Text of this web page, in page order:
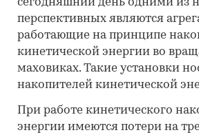
сегодняшний день одними из
перспективных являются
работающие на принципе
кинетической энергии во
маховиках. Такие установки
накопителей кинетической
При работе кинетического
энергии имеются потери на